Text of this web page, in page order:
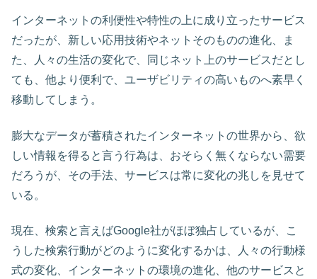
インターネットの利便性や特性の上に成り立ったサービス
だったが、新しい応用技術やネットそのものの進化、ま
た、人々の生活の変化で、同じネット上のサービスだとし
ても、他より便利で、ユーザビリティの高いものへ素早く
移動してしまう。
膨大なデータが蓄積されたインターネットの世界から、欲
しい情報を得ると言う行為は、おそらく無くならない需要
だろうが、その手法、サービスは常に変化の兆しを見せて
いる。
現在、検索と言えばGoogle社がほぼ独占しているが、こ
うした検索行動がどのように変化するかは、人々の行動様
式の変化、インターネットの環境の進化、他のサービスと